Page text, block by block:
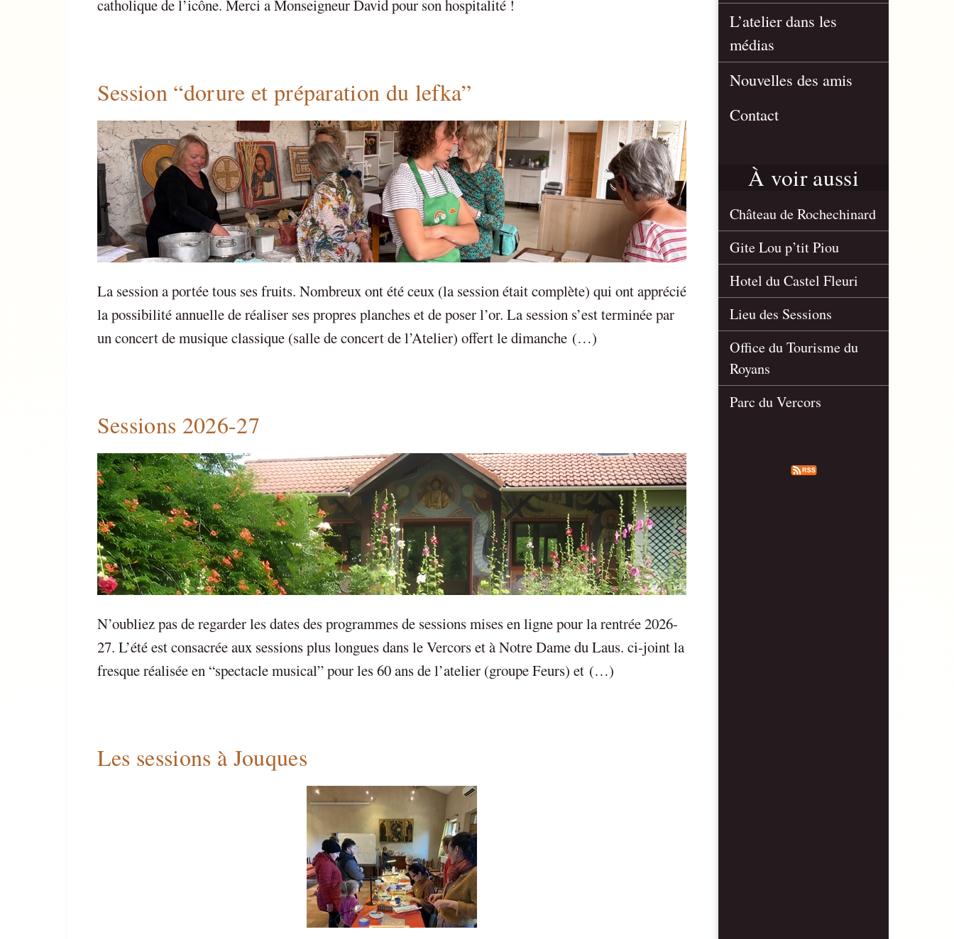
catholique de l’icône. Merci a Monseigneur David pour son hospitalité !
Session “dorure et préparation du lefka”
La session a portée tous ses fruits. Nombreux ont été ceux (la session était complète) qui ont apprécié
la possibilité annuelle de réaliser ses propres planches et de poser l’or. La session s’est terminée par
un concert de musique classique (salle de concert de l’Atelier) offert le dimanche (…)
Sessions 2026-27
N’oubliez pas de regarder les dates des programmes de sessions mises en ligne pour la rentrée 2026-
27. L’été est consacrée aux sessions plus longues dans le Vercors et à Notre Dame du Laus. ci-joint la
fresque réalisée en “spectacle musical” pour les 60 ans de l’atelier (groupe Feurs) et (…)
Les sessions à Jouques
L’atelier dans les
médias
Nouvelles des amis
Contact
À voir aussi
Château de Rochechinard
Gite Lou p’tit Piou
Hotel du Castel Fleuri
Lieu des Sessions
Office du Tourisme du
Royans
Parc du Vercors